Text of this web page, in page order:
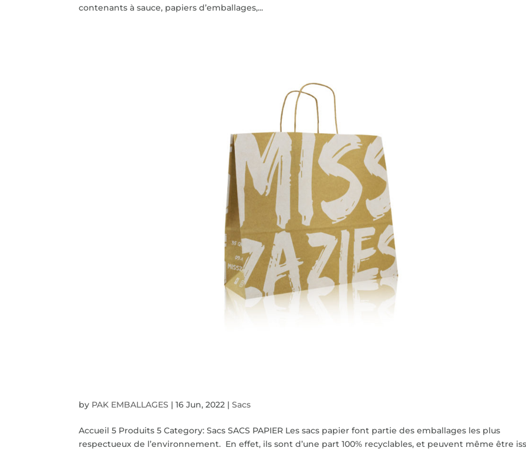
contenants à sauce, papiers d’emballages,...
by PAK EMBALLAGES |16 Jun, 2022 |Sacs
Accueil 5 Produits 5 Category: Sacs SACS PAPIER Les sacs papier font partie des emballages les plus
respectueux de l’environnement. En effet, ils sont d’une part 100% recyclables, et peuvent même être